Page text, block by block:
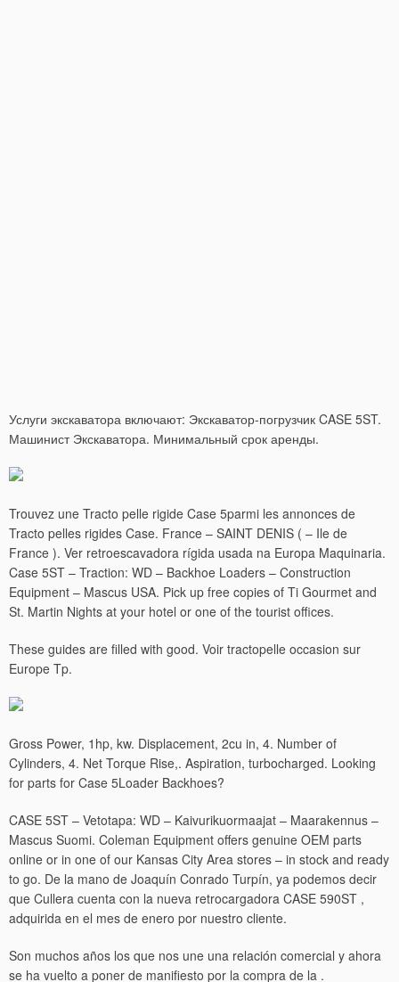
Услуги экскаватора включают: Экскаватор-погрузчик CASE 5ST.
Машинист Экскаватора. Минимальный срок аренды.
Trouvez une Tracto pelle rigide Case 5parmi les annonces de
Tracto pelles rigides Case. France – SAINT DENIS ( – Ile de
France ). Ver retroescavadora rígida usada na Europa Maquinaria.
Case 5ST – Traction: WD – Backhoe Loaders – Construction
Equipment – Mascus USA. Pick up free copies of Ti Gourmet and
St. Martin Nights at your hotel or one of the tourist offices.
These guides are filled with good. Voir tractopelle occasion sur
Europe Tp.
Gross Power, 1hp, kw. Displacement, 2cu in, 4. Number of
Cylinders, 4. Net Torque Rise,. Aspiration, turbocharged. Looking
for parts for Case 5Loader Backhoes?
CASE 5ST – Vetotapa: WD – Kaivurikuormaajat – Maarakennus –
Mascus Suomi. Coleman Equipment offers genuine OEM parts
online or in one of our Kansas City Area stores – in stock and ready
to go. De la mano de Joaquín Conrado Turpín, ya podemos decir
que Cullera cuenta con la nueva retrocargadora CASE 590ST ,
adquirida en el mes de enero por nuestro cliente.
Son muchos años los que nos une una relación comercial y ahora
se ha vuelto a poner de manifiesto por la compra de la .